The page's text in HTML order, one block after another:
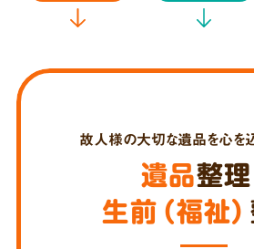
遺品整理
生前（福祉）
故人様の大切な遺品を心を